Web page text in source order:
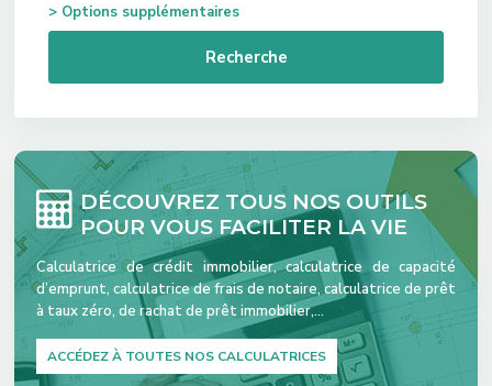
> Options supplémentaires
Recherche
DÉCOUVREZ TOUS NOS OUTILS
POUR VOUS FACILITER LA VIE
Calculatrice de crédit immobilier, calculatrice de capacité
d’emprunt, calculatrice de frais de notaire, calculatrice de prêt
à taux zéro, de rachat de prêt immobilier,…
ACCÉDEZ À TOUTES NOS CALCULATRICES